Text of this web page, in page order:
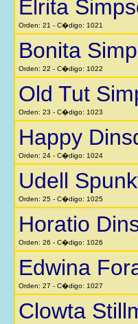
Elrita
Orden: 21 - C�digo: 1021
Bonita
Orden: 22 - C�digo: 1022
Old Tut
Orden: 23 - C�digo: 1023
Happy
Orden: 24 - C�digo: 1024
Udell
Orden: 25 - C�digo: 1025
Horatio
Orden: 26 - C�digo: 1026
Edwina
Orden: 27 - C�digo: 1027
Clowta